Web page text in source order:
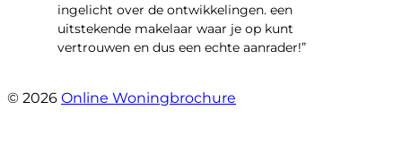
ingelicht over de ontwikkelingen. een
uitstekende makelaar waar je op kunt
vertrouwen en dus een echte aanrader!”
© 2026 Online Woningbrochure